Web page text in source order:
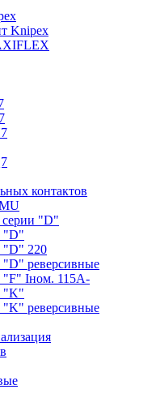
Knipex
контактов
серии "D"
"D"
"D" 220
"D" реверсивные
"F" Iном. 115А-
"K"
"K" реверсивные